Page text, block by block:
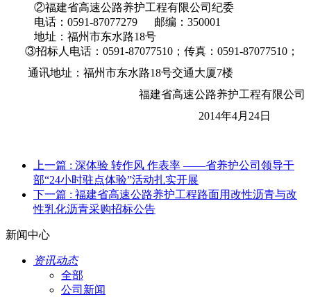
②福建省高速公路养护工程有限公司纪委
电话： 0591-87077279 邮编： 350001
地址：福州市东水路18号
③招标人电话： 0591-87077510 ；传真： 0591-87077510 ；
通讯地址： 福州市东水路18号交通大厦7楼
福建省高速公路养护工程有限公司
2014年4月 24日
上一篇 : 深体验 转作风 作表率 ——省养护公司领导干
部“24小时驻点体验”活动扎实开展
下一篇 : 福建省高速公路养护工程路面用改性沥青与改
性乳化沥青采购招标公告
新闻中心
资讯动态
全部
公司新闻